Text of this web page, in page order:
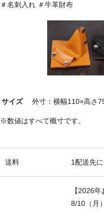
＃名刺入れ ＃牛革財布
サイズ 外寸：横幅110×高さ
※数値はすべて概寸です。
送料 1配送先
【2026
8/10（月